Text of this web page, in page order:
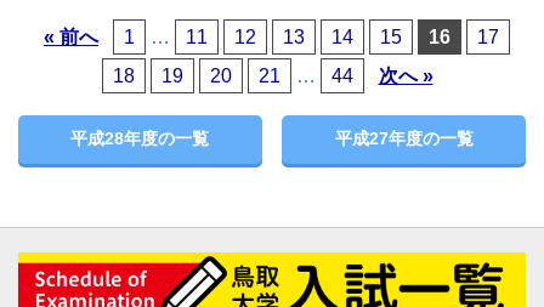
« 前へ 1 … 11 12 13 14 15 16
17
18
19 20 21 … 44 次へ »
平成28年度の一覧 平成27年度の一覧